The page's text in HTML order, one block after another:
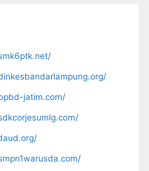
jatim.com/